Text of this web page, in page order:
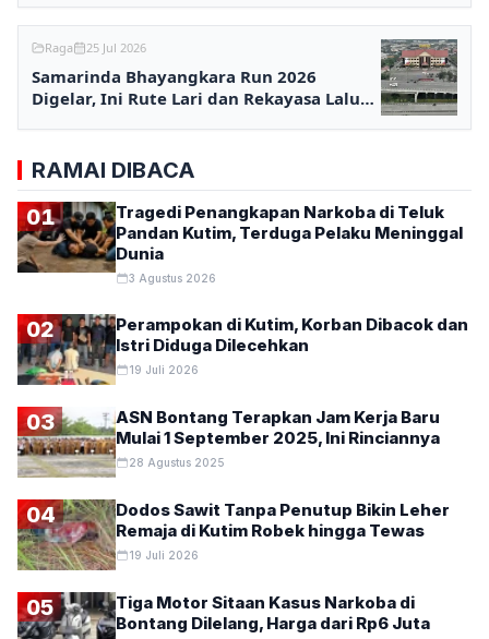
Raga 25 Jul 2026
Samarinda Bhayangkara Run 2026
Digelar, Ini Rute Lari dan Rekayasa Lalu
RAMAI DIBACA
01
Tragedi Penangkapan Narkoba di Teluk
Pandan Kutim, Terduga Pelaku Meninggal
Dunia
3 Agustus 2026
02
Perampokan di Kutim, Korban Dibacok dan
Istri Diduga Dilecehkan
19 Juli 2026
03
ASN Bontang Terapkan Jam Kerja Baru
Mulai 1 September 2025, Ini Rinciannya
28 Agustus 2025
04
Dodos Sawit Tanpa Penutup Bikin Leher
Remaja di Kutim Robek hingga Tewas
19 Juli 2026
05
Tiga Motor Sitaan Kasus Narkoba di
Bontang Dilelang, Harga dari Rp6 Juta